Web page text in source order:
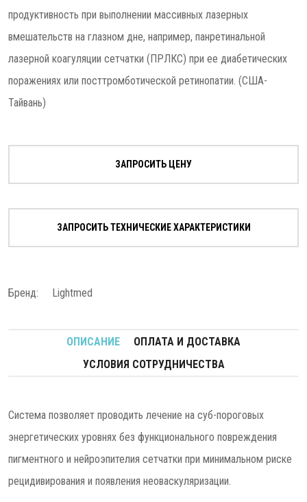
продуктивность при выполнении массивных лазерных
вмешательств на глазном дне, например, панретинальной
лазерной коагуляции сетчатки (ПРЛКС) при ее диабетических
поражениях или посттромботической ретинопатии. (США-
Тайвань)
ЗАПРОСИТЬ ЦЕНУ
ЗАПРОСИТЬ ТЕХНИЧЕСКИЕ ХАРАКТЕРИСТИКИ
Бренд: Lightmed
ОПИСАНИЕ
ОПЛАТА И ДОСТАВКА
УСЛОВИЯ СОТРУДНИЧЕСТВА
Система позволяет проводить лечение на суб-пороговых
энергетических уровнях без функционального повреждения
пигментного и нейроэпителия сетчатки при минимальном риске
рецидивирования и появления неоваскуляризации.